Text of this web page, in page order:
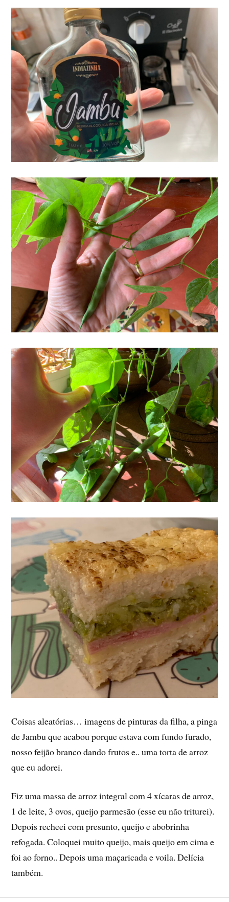
Coisas aleatórias… imagens de pinturas da filha, a pinga
de Jambu que acabou porque estava com fundo furado,
nosso feijão branco dando frutos e.. uma torta de arroz
que eu adorei.
Fiz uma massa de arroz integral com 4 xí­caras de arroz,
1 de leite, 3 ovos, queijo parmesão (esse eu não triturei).
Depois recheei com presunto, queijo e abobrinha
refogada. Coloquei muito queijo, mais queijo em cima e
foi ao forno.. Depois uma maçaricada e voila. Delí­cia
também.